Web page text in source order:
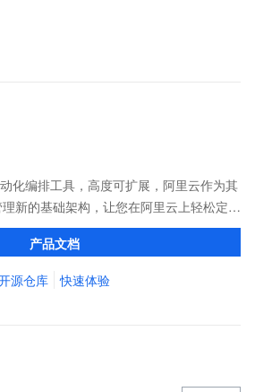
化编排工具，高度可扩展，阿里云作为其
新的基础架构，让您在阿里云上轻松定
实现云上自动化需求。
产品文档
源仓库 快速体验